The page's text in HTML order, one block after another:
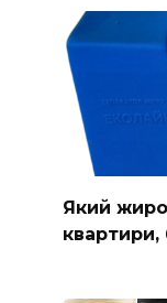
Який
квартири,